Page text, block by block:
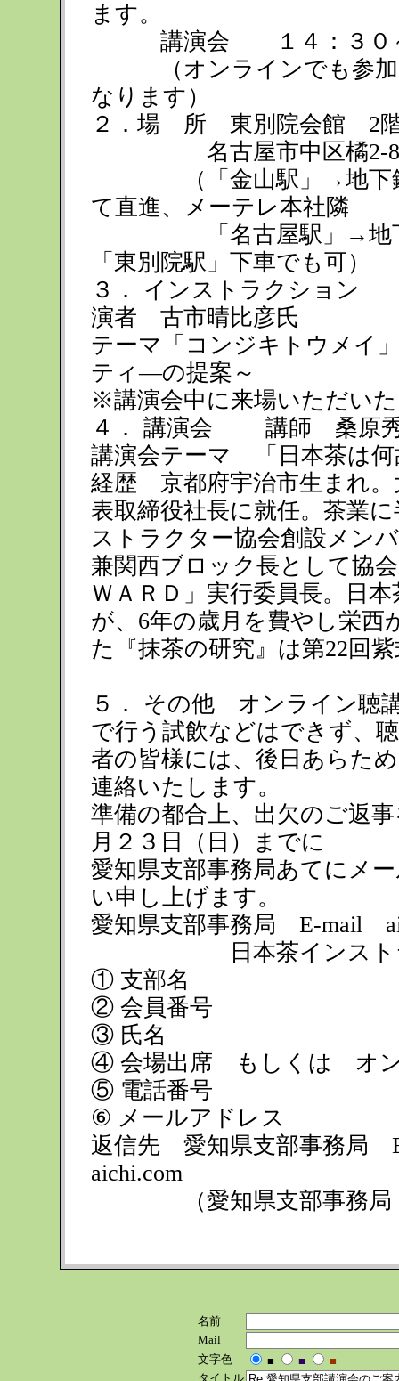
ます。
講演会 １４：３０～
（オンラインでも参加
なります）
２．場 所 東別院会館 2
名古屋市中区橘
（「金山駅」→地下鉄名
て直進、メーテレ本社隣
「名古屋駅」→地下鉄
「東別院駅」下車でも可）
３． インストラクション
演者 古市晴比彦氏
テーマ「コンジキトウメイ
ティ―の提案～
※講演会中に来場いただい
４． 講演会 講師 桑
講演会テーマ 「日本茶は
経歴 京都府宇治市生まれ。
表取締役社長に就任。茶業
ストラクター協会創設メン
兼関西ブロック長として協
ＷＡＲＤ」実行委員長。日
が、6年の歳月を費やし栄西
た『抹茶の研究』は第22回
５． その他 オンライン聴
で行う試飲などはできず、
者の皆様には、後日あらた
連絡いたします。
準備の都合上、出欠のご返
月２３日（日）までに
愛知県支部事務局あてにメ
い申し上げます。
愛知県支部事務局 E-mail
日本茶インストラク
① 支部名
② 会員番号
③ 氏名
④ 会場出席 もしくは オン
⑤ 電話番号
⑥ メールアドレス
返信先 愛知県支部事務局
aichi.com
（愛知県支部事務局
名前
Mail
文字色
■ ■
■
タイトル